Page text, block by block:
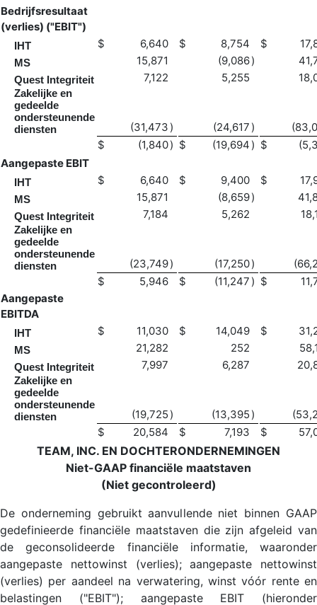
Bedrijfsresultaat
(verlies) ("EBIT")
IHT $ 6,640 $ 8,754 $
MS 15,871 (9,086)
Quest Integriteit 7,122 5,255
Zakelijke en
gedeelde
ondersteunende
diensten
(31,473 ) (24,617 )
$
(1,840) $ (19,694 ) $
Aangepaste EBIT
IHT $ 6,640 $ 9,400 $
MS 15,871 (8,659)
Quest Integriteit 7,184 5,262
Zakelijke en
gedeelde
ondersteunende
diensten
(23,749) (17,250)
$
5,946 $ (11,247 ) $
Aangepaste
EBITDA
IHT $ 11,030 $ 14,049 $
MS 21,282 252
Quest Integriteit 7,997 6,287
Zakelijke en
gedeelde
ondersteunende
diensten
(19,725 ) (13,395 )
$
20,584 $ 7,193 $
TEAM, INC. EN DOCHTERONDERNEMINGEN
Niet-GAAP financiële maatstaven
(Niet gecontroleerd)
De onderneming gebruikt aanvullende niet binnen GAAP
gedefinieerde financiële maatstaven die zijn afgeleid van
de geconsolideerde financiële informatie, waaronder
aangepaste nettowinst (verlies); aangepaste nettowinst
(verlies) per aandeel na verwatering, winst vóór rente en
belastingen ("EBIT"); aangepaste EBIT (hieronder